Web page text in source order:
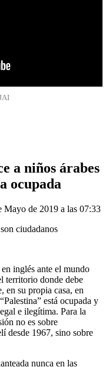
a niños árabes
ocupada
Mayo de 2019 a las 07:33
ciudadanos
inglés ante el mundo
territorio donde debe
en su propia casa, en
está ocupada y
e ilegítima. Para la
no es sobre
desde 1967, sino sobre
nunca en las